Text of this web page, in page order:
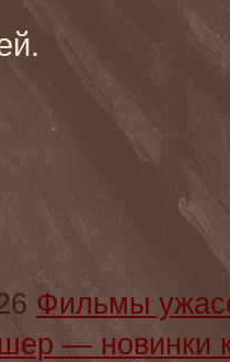
Фильмы
—